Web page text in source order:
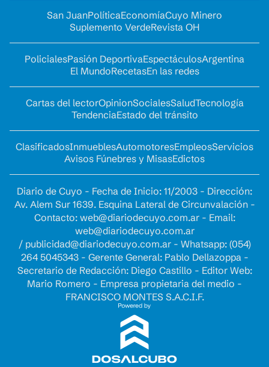
San JuanPolíticaEconomíaCuyo Minero
Suplemento VerdeRevista OH
PolicialesPasión DeportivaEspectáculosArgentina
El MundoRecetasEn las redes
Cartas del lectorOpinionSocialesSaludTecnología
TendenciaEstado del tránsito
ClasificadosInmueblesAutomotoresEmpleosServicios
Avisos Fúnebres y MisasEdictos
Diario de Cuyo - Fecha de Inicio: 11/2003 - Dirección:
Av. Alem Sur 1639. Esquina Lateral de Circunvalación -
Contacto: web@diariodecuyo.com.ar- Email:
web@diariodecuyo.com.ar
/ publicidad@diariodecuyo.com.ar- Whatsapp: (054)
264 5045343 - Gerente General: Pablo Dellazoppa -
Secretario de Redacción: Diego Castillo - Editor Web:
Mario Romero - Empresa propietaria del medio -
FRANCISCO MONTES S.A.C.I.F.